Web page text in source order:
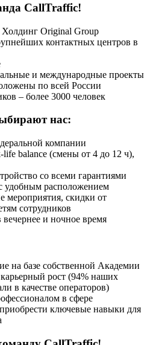
CallTraffic!
Original Group
контактных центров в
и международные проекты
по всей России
– более 3000 человек
нас:
компании
balance (смены от 4 до 12 ч),
со всеми гарантиями
удобным расположением
мероприятия, скидки от
сотрудников
и ночное время
на базе собственной Академии
рост (94% наших
в качестве операторов)
в сфере
ключевые навыки для